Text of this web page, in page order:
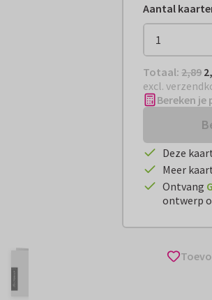
Aantal
Totaal: € 2,79
Totaal: 2,89
excl.
Bereken je
Deze
Meer
Ontvang
ontwerp